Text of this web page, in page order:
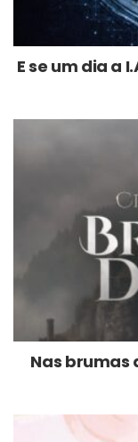
E se um dia a
Nas brumas